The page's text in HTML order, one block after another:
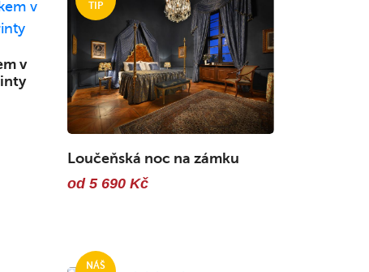
v
Loučeňská noc na zámku
od 5 690 Kč